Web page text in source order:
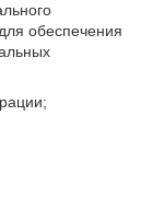
обеспечения